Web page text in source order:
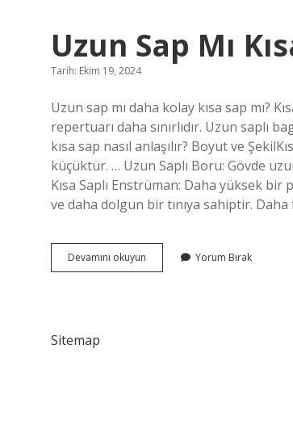
Uzun Sap Mı
Tarih: Ekim 19, 2024
Uzun sap mı daha kolay kısa sap mı?
repertuarı daha sınırlıdır. Uzun saplı
kısa sap nasıl anlaşılır? Boyut ve
küçüktür. … Uzun Saplı Boru: Gövde
Kısa Saplı Enstrüman: Daha yüksek
ve daha dolgun bir tınıya sahiptir.
Devamını okuyun
Sap
Yorum Bırak
Sitemap